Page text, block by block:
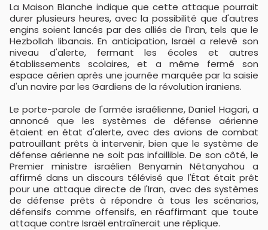
La Maison Blanche indique que cette attaque pourrait
durer plusieurs heures, avec la possibilité que d'autres
engins soient lancés par des alliés de l'Iran, tels que le
Hezbollah libanais. En anticipation, Israël a relevé son
niveau d'alerte, fermant les écoles et autres
établissements scolaires, et a même fermé son
espace aérien après une journée marquée par la saisie
d'un navire par les Gardiens de la révolution iraniens.
Le porte-parole de l'armée israélienne, Daniel Hagari, a
annoncé que les systèmes de défense aérienne
étaient en état d'alerte, avec des avions de combat
patrouillant prêts à intervenir, bien que le système de
défense aérienne ne soit pas infaillible. De son côté, le
Premier ministre israélien Benyamin Nétanyahou a
affirmé dans un discours télévisé que l'État était prêt
pour une attaque directe de l'Iran, avec des systèmes
de défense prêts à répondre à tous les scénarios,
défensifs comme offensifs, en réaffirmant que toute
attaque contre Israël entraînerait une réplique.